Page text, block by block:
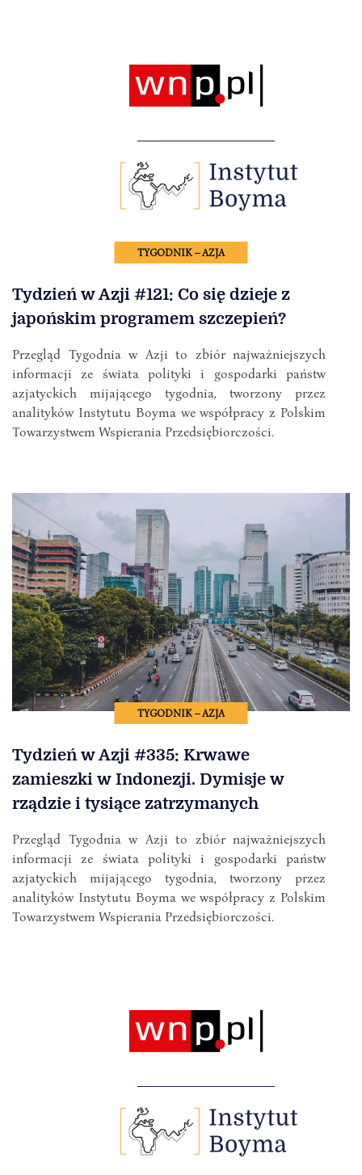
TYGODNIK – AZJA
Tydzień w Azji #121: Co się dzieje z
japońskim programem szczepień?
Przegląd Tygodnia w Azji to zbiór najważniejszych
informacji ze świata polityki i gospodarki państw
azjatyckich mijającego tygodnia, tworzony przez
analityków Instytutu Boyma we współpracy z Polskim
Towarzystwem Wspierania Przedsiębiorczości.
TYGODNIK – AZJA
Tydzień w Azji #335: Krwawe
zamieszki w Indonezji. Dymisje w
rządzie i tysiące zatrzymanych
Przegląd Tygodnia w Azji to zbiór najważniejszych
informacji ze świata polityki i gospodarki państw
azjatyckich mijającego tygodnia, tworzony przez
analityków Instytutu Boyma we współpracy z Polskim
Towarzystwem Wspierania Przedsiębiorczości.